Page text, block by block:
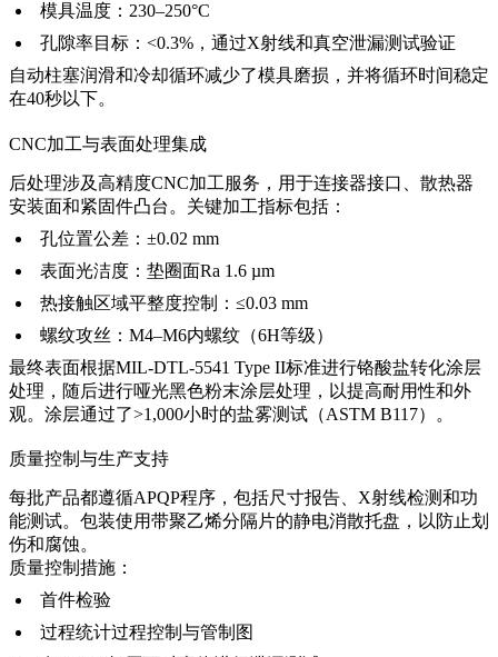
模具温度：230–250°C
孔隙率目标：<0.3%，通过X射线和真空泄漏测试验证
自动柱塞润滑和冷却循环减少了模具磨损，并将循环时间稳定
在40秒以下。
CNC加工与表面处理集成
后处理涉及高精度CNC加工服务 ，用于连接器接口、散热器
安装面和紧固件凸台。关键加工指标包括：
孔位置公差：±0.02 mm
表面光洁度：垫圈面Ra 1.6 µm
热接触区域平整度控制：≤0.03 mm
螺纹攻丝：M4–M6内螺纹（6H等级）
最终表面根据MIL-DTL-5541 Type II标准进行铬酸盐转化涂层
处理，随后进行哑光黑色粉末涂层处理，以提高耐用性和外
观。涂层通过了>1,000小时的盐雾测试（ASTM B117）。
质量控制与生产支持
每批产品都遵循APQP程序，包括尺寸报告、X射线检测和功
能测试。包装使用带聚乙烯分隔片的静电消散托盘，以防止划
伤和腐蚀。
质量控制措施：
首件检验
过程统计过程控制与管制图